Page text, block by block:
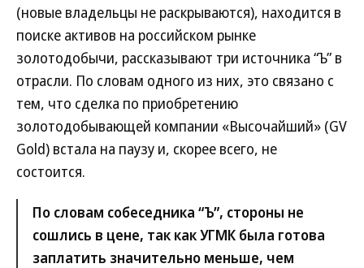
(новые владельцы не раскрываются), находится в
поиске активов на российском рынке
золотодобычи, рассказывают три источника “Ъ” в
отрасли. По словам одного из них, это связано с
тем, что сделка по приобретению
золотодобывающей компании «Высочайший» (GV
Gold) встала на паузу и, скорее всего, не
состоится.
По словам собеседника “Ъ”, стороны не
сошлись в цене, так как УГМК была готова
заплатить значительно меньше, чем